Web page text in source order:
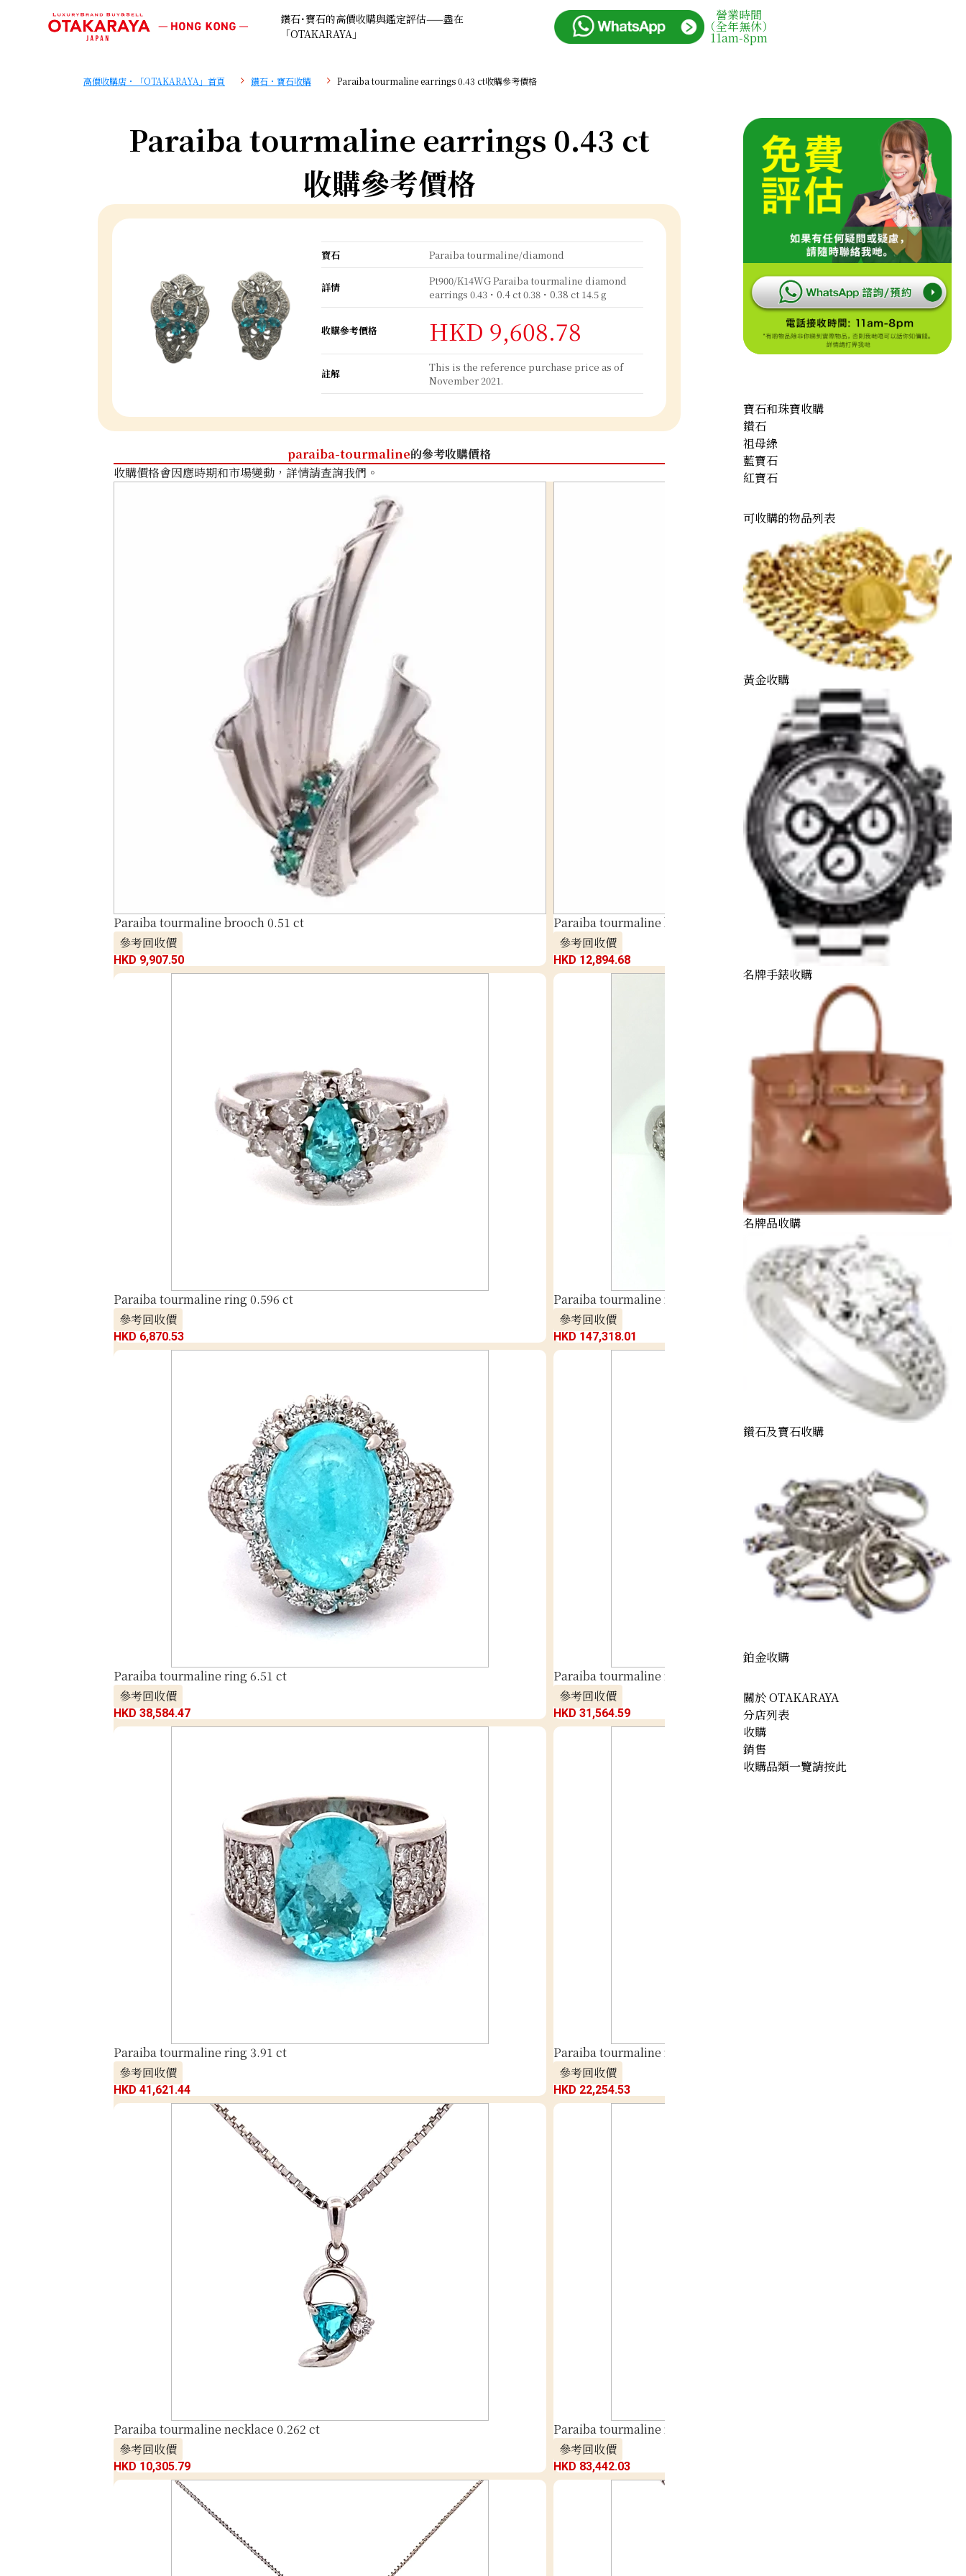
鑽石･寶石的高價收購與鑑定評估——盡在
「OTAKARAYA」
營業時間
（全年無休）
11am-8pm
高價收購店・「OTAKARAYA」首頁 鑽石・寶石收購 Paraiba tourmaline earrings 0.43 ct收購參考價格
Paraiba tourmaline earrings 0.43 ct
收購參考價格
寶石 Paraiba tourmaline/diamond
詳情
Pt900/K14WG Paraiba tourmaline diamond
earrings 0.43・0.4 ct 0.38・0.38 ct 14.5 g
收購參考價格 HKD 9,608.78
註解
This is the reference purchase price as of
November 2021.
paraiba-tourmaline的參考收購價格
收購價格會因應時期和市場變動，詳情請查詢我們。
Paraiba tourmaline brooch 0.51 ct
參考回收價
HKD 9,907.50
Paraiba tourmaline brooch 0.95 ct
參考回收價
HKD 12,894.68
Paraiba tourmaline ring 0.596 ct
參考回收價
HKD 6,870.53
Paraiba tourmaline ring 0.88 ct
參考回收價
HKD 147,318.01
Paraiba tourmaline ring 6.51 ct
參考回收價
HKD 38,584.47
Paraiba tourmaline necklace 2.64 ct
參考回收價
HKD 31,564.59
Paraiba tourmaline ring 3.91 ct
參考回收價
HKD 41,621.44
Paraiba tourmaline necklace 3.829 ct
參考回收價
HKD 22,254.53
Paraiba tourmaline necklace 0.262 ct
參考回收價
HKD 10,305.79
Paraiba tourmaline necklace 0.8 ct
參考回收價
HKD 83,442.03
寶石和珠寶收購
鑽石
祖母綠
藍寶石
紅寶石
可收購的物品列表
黃金收購
名牌手錶收購
名牌品收購
鑽石及寶石收購
鉑金收購
關於 OTAKARAYA
分店列表
收購
銷售
收購品類一覽請按此